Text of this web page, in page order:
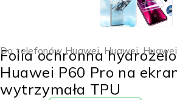
Do telefonów Huawei,Huawei,
Folia ochronna
Huawei P60 Pro na
wytrzymała TPU